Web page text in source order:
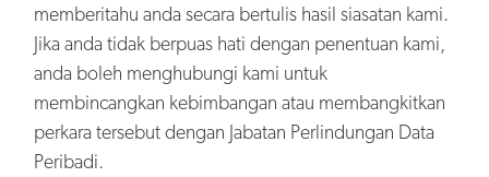
memberitahu anda secara bertulis hasil siasatan kami.
Jika anda tidak berpuas hati dengan penentuan kami,
anda boleh menghubungi kami untuk
membincangkan kebimbangan atau membangkitkan
perkara tersebut dengan Jabatan Perlindungan Data
Peribadi.